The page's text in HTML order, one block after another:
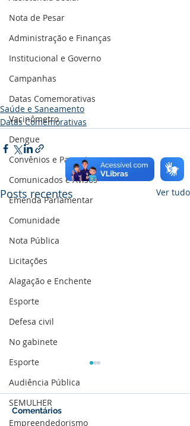
Nota de Pesar
Administração e Finanças
Institucional e Governo
Campanhas
Datas Comemorativas
Vacinômetro
Dengue
Convênios e Parcerias
Comunicados e Avisos
Emenda Parlamentar
Comunidade
Nota Pública
Licitações
Alagação e Enchente
Esporte
Defesa civil
No gabinete
Esporte
Audiência Pública
SEMULHER
Empreendedorismo
Saúde e Saneamento
Datas Comemorativas
Posts recentes Ver tudo
Comentários